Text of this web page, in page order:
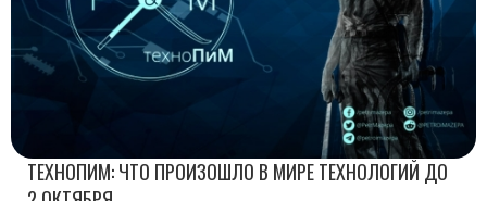
ТЕХНОПИМ: ЧТО ПРОИЗОШЛО В МИРЕ ТЕХНОЛОГИЙ ДО